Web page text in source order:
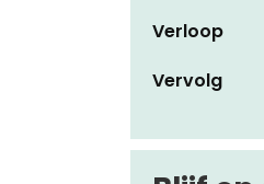
12
Coalitie
Verloop
5
Vervolg
20